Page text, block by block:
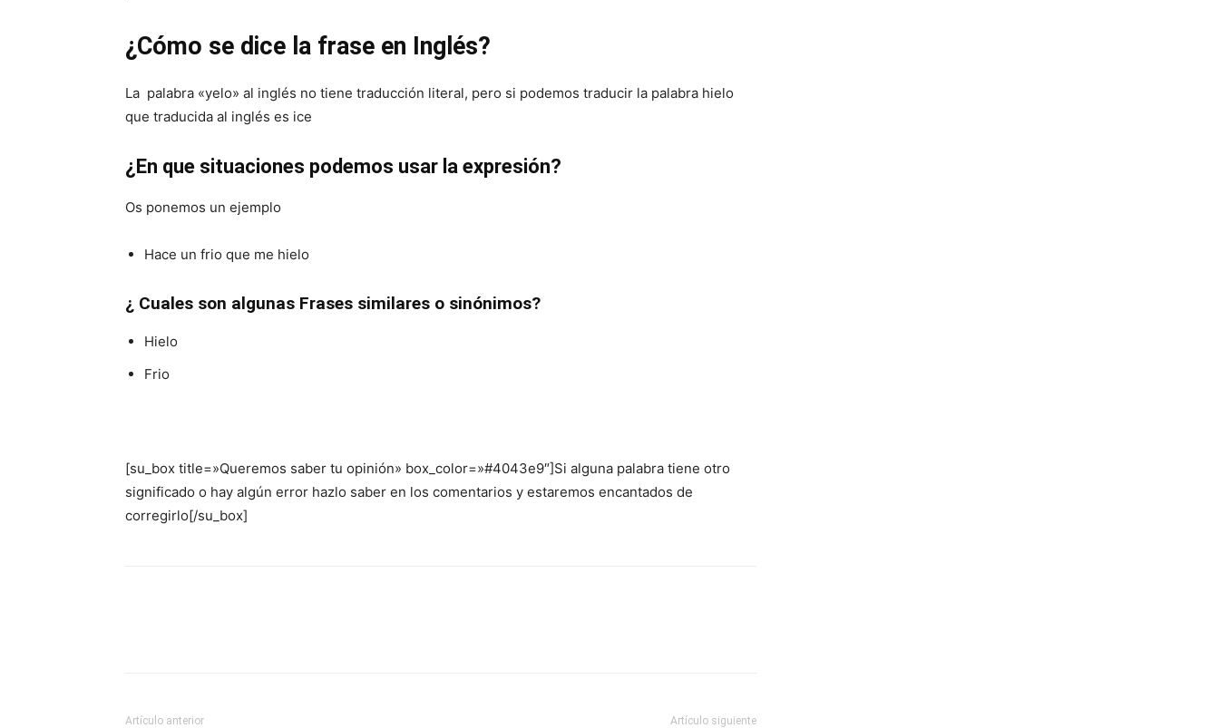
¿Cómo se dice la frase en Inglés?
La palabra «yelo» al inglés no tiene traducción literal, pero si podemos traducir la palabra hielo
que traducida al inglés es ice
¿En que situaciones podemos usar la expresión?
Os ponemos un ejemplo
Hace un frio que me hielo
¿ Cuales son algunas Frases similares o sinónimos?
Hielo
Frio
[su_box title=»Queremos saber tu opinión» box_color=»#4043e9″]Si alguna palabra tiene otro
significado o hay algún error hazlo saber en los comentarios y estaremos encantados de
corregirlo[/su_box]
Artículo anterior Artículo siguiente